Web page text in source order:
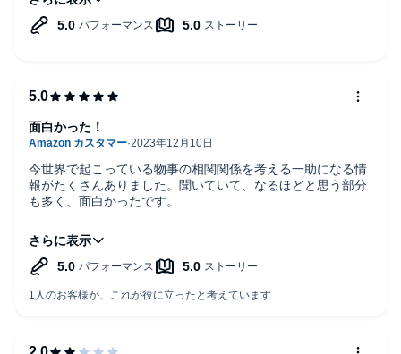
今世界で起こっている物事の相関関係を考える一助になる情
報がたくさんありました。聞いていて、なるほどと思う部分
も多く、面白かったです。
他の方のレビューに本書の内容には偏りがあるように言及さ
れていましたが、私は今の世界のマイナス要因を引き起こし
た原因はここにあるだろうという筆者の考察を述べているだ
本書をきいて内容をどう咀嚼し、今後自分がどう行動してい
ナレーションもききやすく、倍速でも楽しめました。全てき
面白かった！